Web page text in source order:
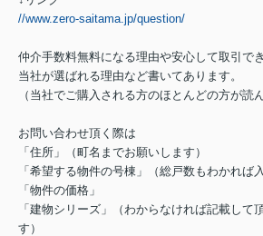
//www.zero-saitama.jp/question/
仲介手数料無料になる理由や安心して取引で
当社が選ばれる理由など書いてあります。
（当社でご購入される方のほとんどの方が読
お問い合わせ頂く際は
「住所」（町名までお願いします）
「希望する物件の号棟」（総戸数もわかれば
「物件の価格」
「建物シリーズ」（わからなければ記載して
す）